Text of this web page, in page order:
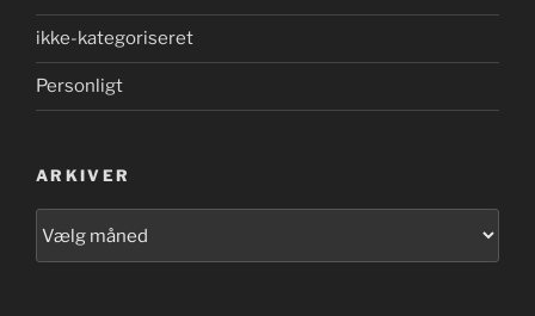
ikke-kategoriseret
Personligt
ARKIVER